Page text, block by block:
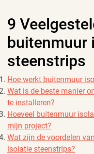
9
buitenmuur
steenstrips
Hoe werkt buitenmuur
Wat is de beste manier
te installeren?
Hoeveel buitenmuur
mijn project?
Wat zijn de voordelen
isolatie steenstrips?